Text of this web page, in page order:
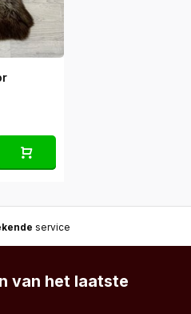
service
van het laatste